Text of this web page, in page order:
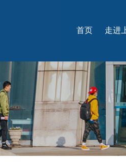
首页 走进